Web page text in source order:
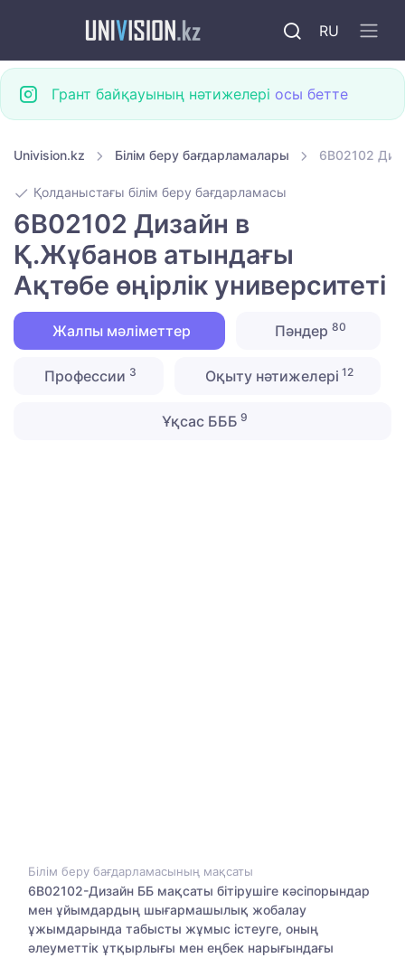
RU
Грант байқауының нәтижелері осы бетте
Univision.kz Білім беру бағдарламалары 6B02102
Қолданыстағы білім беру бағдарламасы
6B02102 Дизайн в
Қ.Жұбанов атындағы
Ақтөбе өңірлік университеті
Жалпы мәліметтер Пәндер 80
Профессии 3 Оқыту нәтижелері 12
Ұқсас БББ 9
Білім беру бағдарламасының мақсаты
6В02102-Дизайн ББ мақсаты бітірушіге кәсіпорындар
мен ұйымдардың шығармашылық жобалау
ұжымдарында табысты жұмыс істеуге, оның
әлеуметтік ұтқырлығы мен еңбек нарығындағы